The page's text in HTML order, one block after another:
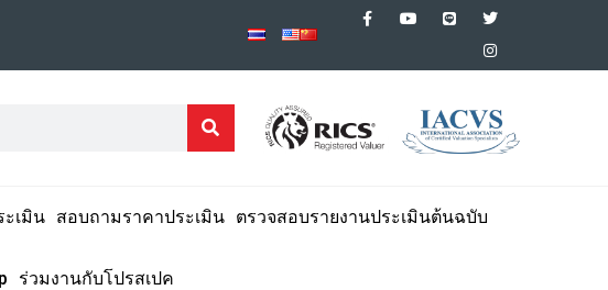
เมิน สอบถามราคาประเมิน ตรวจสอบรายงานประเมินต้นฉบับ
ร่วมงานกับโปรสเปค